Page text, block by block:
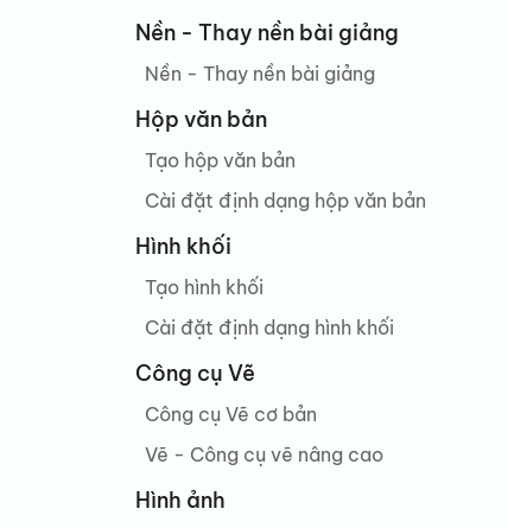
Nền - Thay nền bài giảng
Nền - Thay nền bài giảng
Hộp văn bản
Tạo hộp văn bản
Cài đặt định dạng hộp văn bản
Hình khối
Tạo hình khối
Cài đặt định dạng hình khối
Công cụ Vẽ
Công cụ Vẽ cơ bản
Vẽ - Công cụ vẽ nâng cao
Hình ảnh